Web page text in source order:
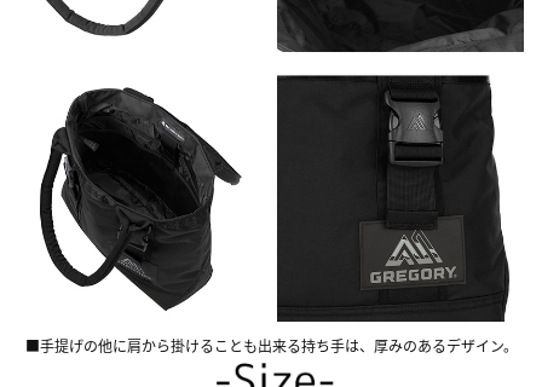
■手提げの他に肩から掛けることも出来る持ち手は、厚みのあるデザイン。